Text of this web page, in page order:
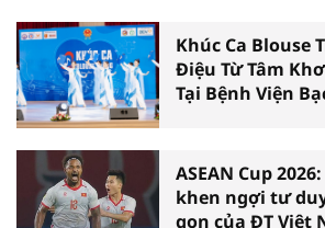
Khúc Ca Blouse
Điệu Từ Tâm
Tại Bệnh Viện
ASEAN Cup
khen ngợi tư
gọn của ĐT Việt